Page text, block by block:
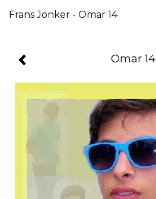
Frans Jonker - Omar 14
Omar 14